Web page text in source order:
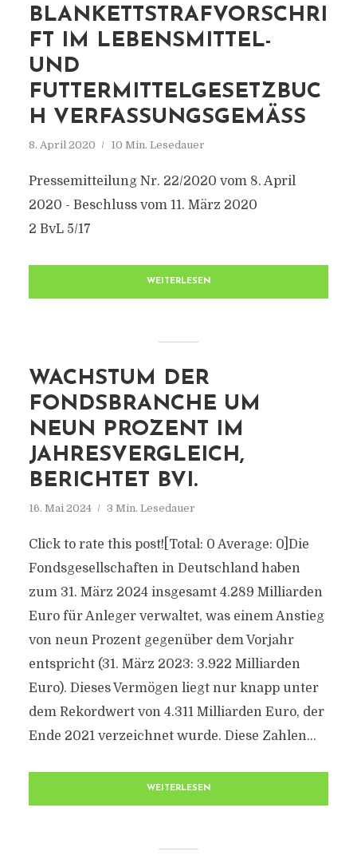
BLANKETTSTRAFVORSCHRI
FT IM LEBENSMITTEL-
UND
FUTTERMITTELGESETZBUC
H VERFASSUNGSGEMÄSS
8. April 2020 10 Min. Lesedauer
Pressemitteilung Nr. 22/2020 vom 8. April
2020 - Beschluss vom 11. März 2020
2 BvL 5/17
WEITERLESEN
WACHSTUM DER
FONDSBRANCHE UM
NEUN PROZENT IM
JAHRESVERGLEICH,
BERICHTET BVI.
16. Mai 2024 3 Min. Lesedauer
Click to rate this post![Total: 0 Average: 0]Die
Fondsgesellschaften in Deutschland haben
zum 31. März 2024 insgesamt 4.289 Milliarden
Euro für Anleger verwaltet, was einem Anstieg
von neun Prozent gegenüber dem Vorjahr
entspricht (31. März 2023: 3.922 Milliarden
Euro). Dieses Vermögen liegt nur knapp unter
dem Rekordwert von 4.311 Milliarden Euro, der
Ende 2021 verzeichnet wurde. Diese Zahlen...
WEITERLESEN